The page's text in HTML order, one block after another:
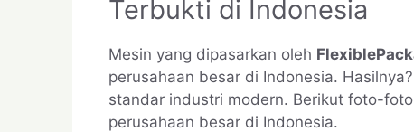
Terbukti di Indonesia
Mesin yang dipasarkan oleh
perusahaan besar di Indonesia.
standar industri modern. Berikut foto-
perusahaan besar di Indonesia.